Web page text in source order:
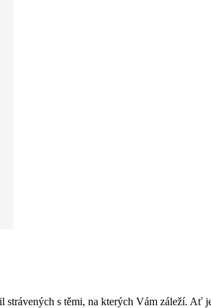
strávených s těmi, na kterých Vám záleží. Ať